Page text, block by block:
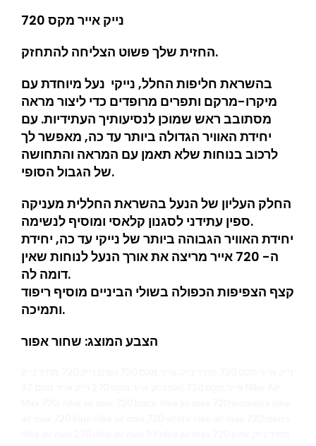
נייק אייר מקס 720
החזית שלך פשוט הצליחה להתחזק.
בהשראת חליפות החלל, נייקי נעל מיוחדת עם
מיקרו-מרקם ותפרים מרופדים כדי ליצור מראה
מסתובב ראש שמוכן לנסיעותיך העתידיות. עם
יחידת האוויר הגדולה ביותר עד כה, מאפשר לך
לרכוב בנוחות שלא תאמן עם המראה והתחושה
של הגבול הסופי.
החלק העליון של הנעל בהשראת החללית מעניקה
ספין עתידני לסגנון קלאסי ומוסיף לנשימה.
יחידת האוויר הגבוהה ביותר של נייקי עד כה, יחידת
ה- 720 אייר מריצה את אורך הנעל לנוחות שאין
דומה לה.
קצף הצפיפות הכפולה בשולי הביניים מוסיף ריפוד
ותמיכה.
הצבע המוצג: שחור אפור